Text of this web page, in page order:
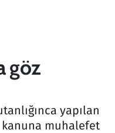
göz
yapılan
kanuna muhalefet